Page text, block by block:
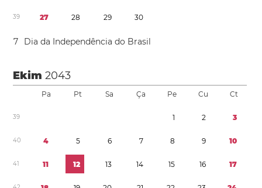
39 27 28 29 30
7 Dia da Independência do Brasil
Ekim2043
Pa Pt Sa Ça Pe Cu Ct
39 1 2 3
40 4 5 6 7 8 9 10
41 11 12 13 14 15 16 17